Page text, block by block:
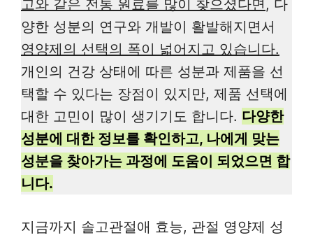
고와 같은 전통 원료를 많이 찾으셨다면 , 다
양한 성분의 연구와 개발이 활발해지면서
영양제의 선택의 폭이 넓어지고 있습니다.
개인의 건강 상태에 따른 성분과 제품을 선
택할 수 있다는 장점이 있지만, 제품 선택에
대한 고민이 많이 생기기도 합니다. 다양한
성분에 대한 정보를 확인하고, 나에게 맞는
성분을 찾아가는 과정에 도움이 되었으면 합
니다.
지금까지 솔고관절애 효능, 관절 영양제 성